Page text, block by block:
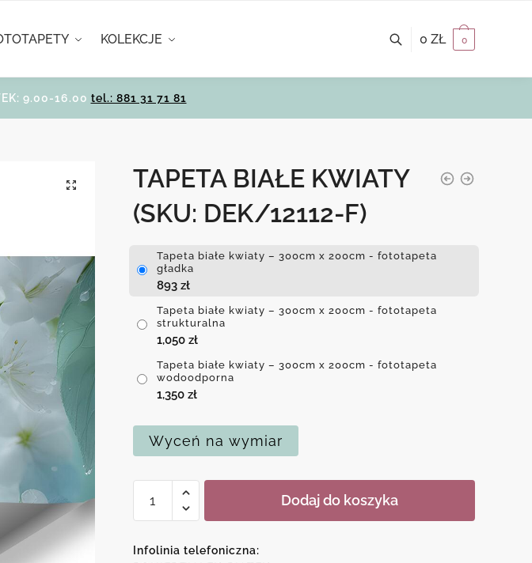
KOLEKCJE 0 ZŁ 0
9.00-16.00 tel.: 881 31 71 81
TAPETA BIAŁE KWIATY
(SKU: DEK/12112-F)
Tapeta białe kwiaty – 300cm x 200cm - fototapeta
gładka
893 zł
Tapeta białe kwiaty – 300cm x 200cm - fototapeta
strukturalna
1,050 zł
Tapeta białe kwiaty – 300cm x 200cm - fototapeta
wodoodporna
1,350 zł
Wyceń na wymiar
Tapeta
kwiaty
Dodaj do koszyka
Infolinia telefoniczna: